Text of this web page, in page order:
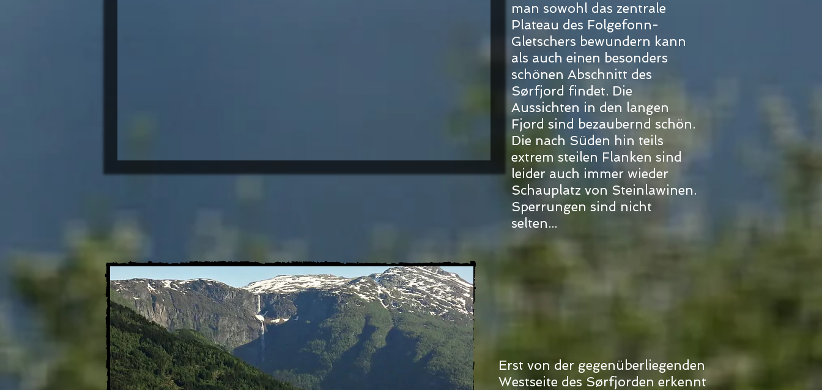
man sowohl das zentrale
Plateau des Folgefonn-
Gletschers bewundern kann
als auch einen besonders
schönen Abschnitt des
Sørfjord findet. Die
Aussichten in den langen
Fjord sind bezaubernd schön.
Die nach Süden hin teils
extrem steilen Flanken sind
leider auch immer wieder
Schauplatz von Steinlawinen.
Sperrungen sind nicht
selten...
Erst von der gegenüberliegenden
Westseite des Sørfjorden erkennt